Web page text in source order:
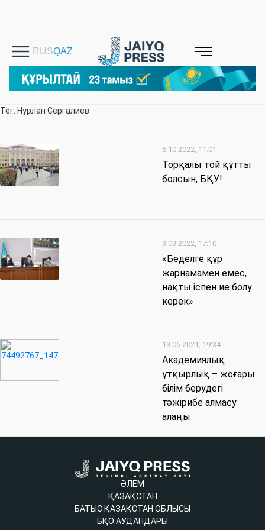
Тег: Нурлан Сергалиев
6.10.2022, 11:01
Торқалы той құтты
болсын, БҚУ!
3.03.2022, 17:10
«Беделге құр
жарнамамен емес,
нақты іспен ие болу
керек»
13.05.2021, 19:34
Академиялық
ұтқырлық – жоғары
білім берудегі
тәжірибе алмасу
алаңы
ӘЛЕМ
ҚАЗАҚСТАН
БАТЫС ҚАЗАҚСТАН ОБЛЫСЫ
БҚО АУДАНДАРЫ